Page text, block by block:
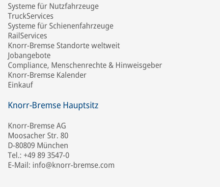
Systeme für Nutzfahrzeuge
TruckServices
Systeme für Schienenfahrzeuge
RailServices
Knorr-Bremse Standorte weltweit
Jobangebote
Compliance, Menschenrechte & Hinweisgeber
Knorr-Bremse Kalender
Einkauf
Knorr-Bremse Hauptsitz
Knorr-Bremse AG
Moosacher Str. 80
D-80809 München
Tel.: +49 89 3547-0
E-Mail: info@knorr-bremse.com